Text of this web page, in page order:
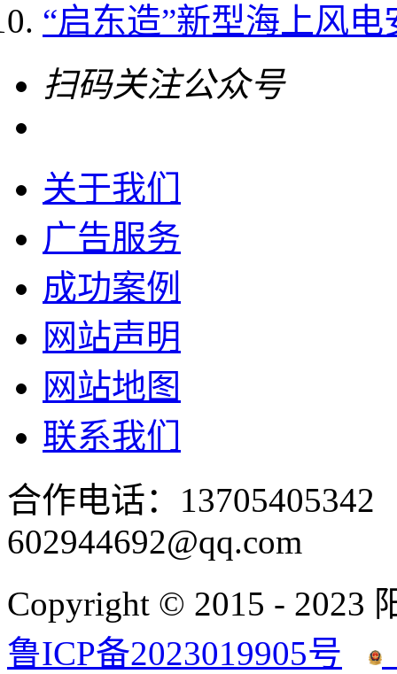
“启东造”新型海上风
扫码关注公众号
关于我们
广告服务
成功案例
网站声明
网站地图
联系我们
合作电话：
602944692@qq.com
Copyright © 2015 - 2023
鲁ICP备2023019905号